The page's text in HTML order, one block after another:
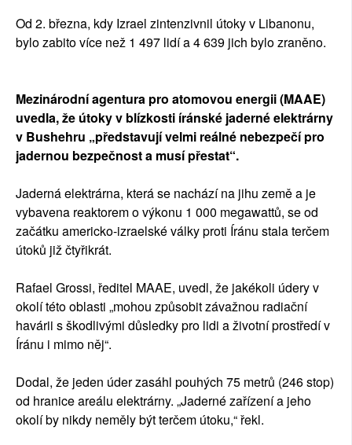
Od 2. března, kdy Izrael zintenzivnil útoky v Libanonu,
bylo zabito více než 1 497 lidí a 4 639 jich bylo zraněno.
Mezinárodní agentura pro atomovou energii (MAAE)
uvedla, že útoky v blízkosti íránské jaderné elektrárny
v Bushehru „představují velmi reálné nebezpečí pro
jadernou bezpečnost a musí přestat“.
Jaderná elektrárna, která se nachází na jihu země a je
vybavena reaktorem o výkonu 1 000 megawattů, se od
začátku americko-izraelské války proti Íránu stala terčem
útoků již čtyřikrát.
Rafael Grossi, ředitel MAAE, uvedl, že jakékoli údery v
okolí této oblasti „mohou způsobit závažnou radiační
havárii s škodlivými důsledky pro lidi a životní prostředí v
Íránu i mimo něj“.
Dodal, že jeden úder zasáhl pouhých 75 metrů (246 stop)
od hranice areálu elektrárny. „Jaderné zařízení a jeho
okolí by nikdy neměly být terčem útoku,“ řekl.